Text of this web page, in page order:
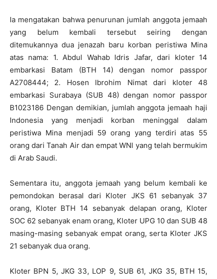
Ia mengatakan bahwa penurunan jumlah anggota jemaah
yang belum kembali tersebut seiring dengan
ditemukannya dua jenazah baru korban peristiwa Mina
atas nama: 1. Abdul Wahab Idris Jafar, dari kloter 14
embarkasi Batam (BTH 14) dengan nomor passpor
A2708444; 2. Hosen Ibrohim Nimat dari kloter 48
embarkasi Surabaya (SUB 48) dengan nomor passpor
B1023186 Dengan demikian, jumlah anggota jemaah haji
Indonesia yang menjadi korban meninggal dalam
peristiwa Mina menjadi 59 orang yang terdiri atas 55
orang dari Tanah Air dan empat WNI yang telah bermukim
di Arab Saudi.
Sementara itu, anggota jemaah yang belum kembali ke
pemondokan berasal dari Kloter JKS 61 sebanyak 37
orang, Kloter BTH 14 sebanyak delapan orang, Kloter
SOC 62 sebanyak enam orang, Kloter UPG 10 dan SUB 48
masing-masing sebanyak empat orang, serta Kloter JKS
21 sebanyak dua orang.
Kloter BPN 5, JKG 33, LOP 9, SUB 61, JKG 35, BTH 15,